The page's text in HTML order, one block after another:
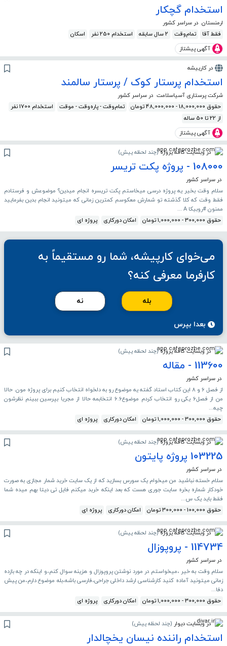
استخدام گچکار
ارمنستان در سراسر کشور
فقط آقا
تمام‌وقت 2 سال سابقه استخدام 250 نفر
اسکان
آگهی پیشتاز
در کارپیشه
استخدام پرستار کوک / پرستار سالمند
شرکت پرستاری آسیاسلامت در سراسر کشور
حقوق 18,000,000 - 48,000,000 تومان
تمام‌وقت - پاره‌وقت - موقت
استخدام 1700 نفر
از 22 تا 50 ساله
آگهی پیشتاز
در وبسایت کافه پروژه (چند لحظه پیش)
108000 - پروژه پکت تریسر
در سراسر کشور
سلام وقت بخیر یه پروژه درسی میخاستم پکت تریسره انجام میدین؟ موضوعش و فرستادم
فقط وقت که کلا گذشته تو شمارش معکوسم کمترین زمانی که میتونید انجام بدین بفرمایید
ممنون #روبیکا A ...
حقوق 300,000 - 1,000,000 تومان
امکان دورکاری پروژه ای
می‌خوای کارپیشه، شما رو مستقیماً به
کارفرما معرفی کنه؟
بله نه
بعدا بپرس
در وبسایت کافه پروژه (چند لحظه پیش)
113600 - مقاله
در سراسر کشور
از فصل 6 و 8 این کتاب استاد گفته یه موضوع رو به دلخواه انتخاب کنیم برای پروژه مون. حالا
من از فصل6 یکی رو انتخاب کردم موضوع6.6 انتخابمه حالا از مجریا بپرسین ببینم نظرشون
چیه...
حقوق 300,000 - 1,000,000 تومان
امکان دورکاری پروژه ای
در وبسایت کافه پروژه (چند لحظه پیش)
103225 پروژه پایتون
در سراسر کشور
سلام خسته نباشید من میخوام یک سورس بسازید که از یک سایت خرید شمار مجازی به صورت
خودکار شماره بخره سایت جوری هست که بعد اینکه خربد میکنم فایل تی دیتا بهم میده شما
فقط باید یک س...
حقوق 100,000 - 300,000 تومان
امکان دورکاری پروژه ای
در وبسایت کافه پروژه (چند لحظه پیش)
114734 - پروپوزال
در سراسر کشور
سلام وقت به خیر ،میخواستم در مورد نوشتن پروپوزال و هزینه سوال کنم،و اینکه در چه بازده
زمانی میتونید آماده کنید کارشناسی ارشد داخلی جراحی،فارسی باشه،بله موضوع دارم،من پیش
دفا...
حقوق 300,000 - 1,000,000 تومان
امکان دورکاری پروژه ای
در وبسایت دیوار (چند لحظه پیش)
استخدام راننده نیسان یخچالدار